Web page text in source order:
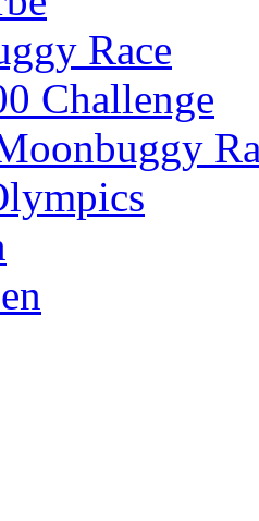
Race
Challenge